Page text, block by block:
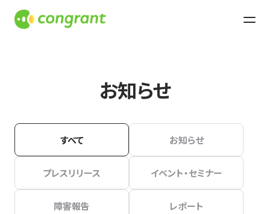
お知らせ
すべて お知らせ
プレスリリース イベント・セミナー
障害報告 レポート